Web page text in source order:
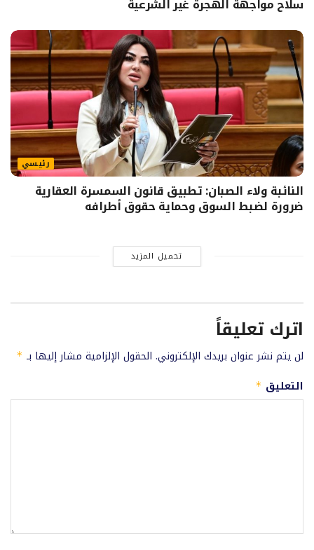
رئيسي
النائبة ولاء الصبان: تطبيق قانون السمسرة العقارية
ضرورة لضبط السوق وحماية حقوق أطرافه
تحميل المزيد
اترك تعليقاً
لن يتم نشر عنوان بريدك الإلكتروني. الحقول الإلزامية مشار إليها بـ *
التعليق *